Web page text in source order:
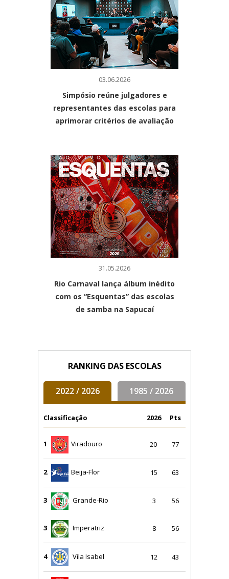
03.06.2026
Simpósio reúne julgadores e
representantes das escolas para
aprimorar critérios de avaliação
31.05.2026
Rio Carnaval lança álbum inédito
com os “Esquentas” das escolas
de samba na Sapucaí
RANKING DAS ESCOLAS
2022 / 2026 1985 / 2026
Classificação 2026 Pts
1 Viradouro 20 77
2 Beija-Flor 15 63
3 Grande-Rio 3 56
3 Imperatriz 8 56
4 Vila Isabel 12 43